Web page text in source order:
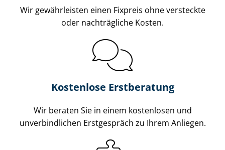
Wir gewährleisten einen Fixpreis ohne versteckte
oder nachträgliche Kosten.
Kostenlose Erstberatung
Wir beraten Sie in einem kostenlosen und
unverbindlichen Erstgespräch zu Ihrem Anliegen.